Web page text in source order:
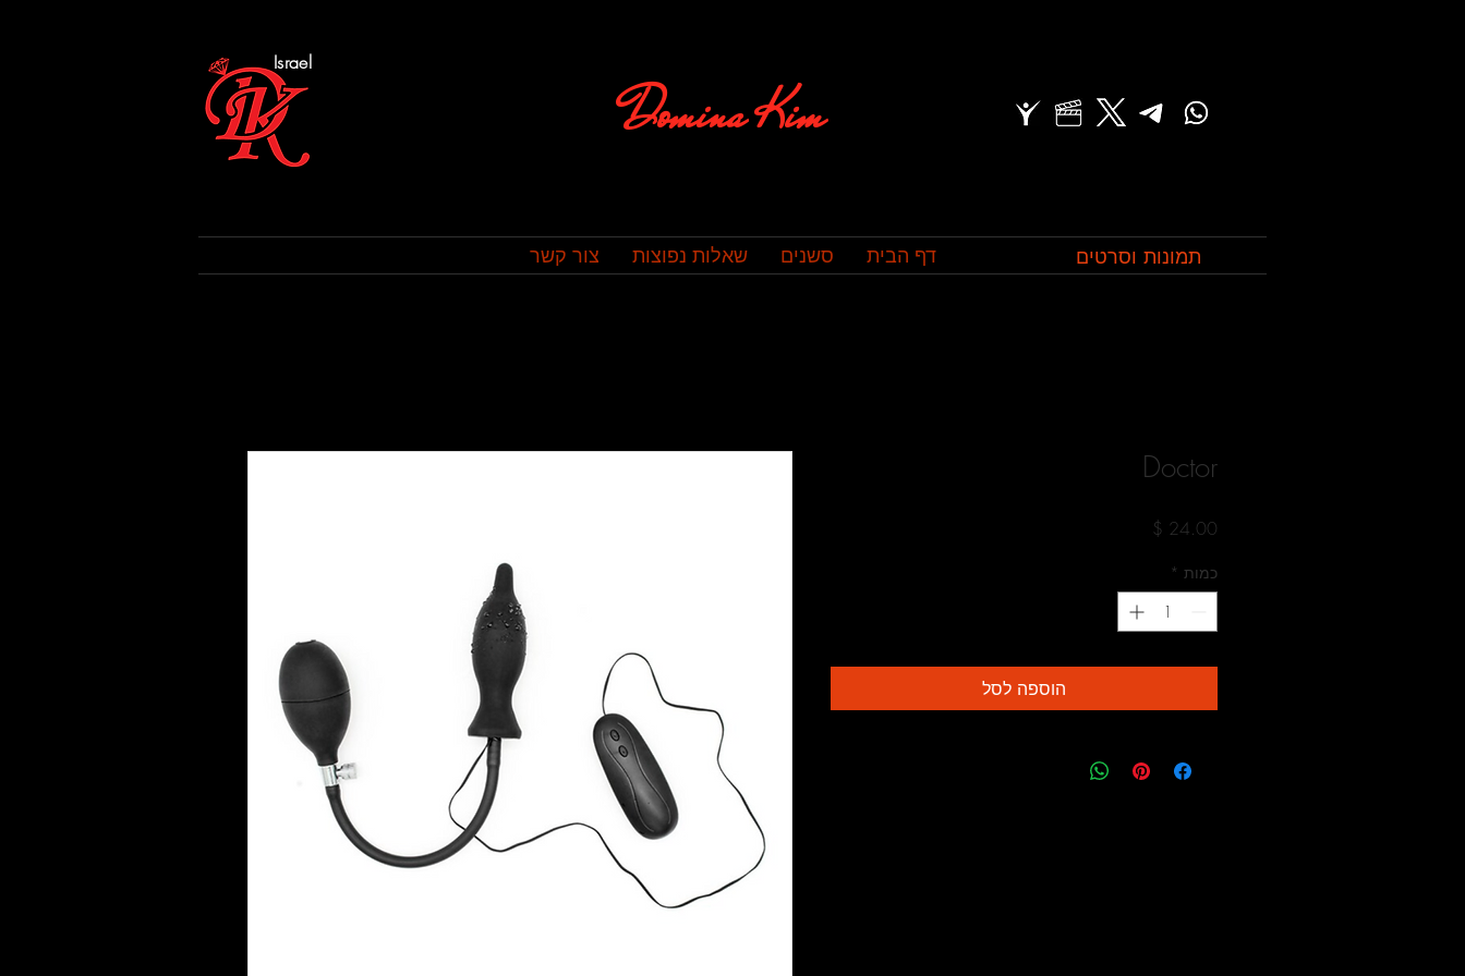
Israel
Domina Kim
דף הבית סשנים שאלות נפוצות צור קשר תמונות וסרטים
Doctor
כמות *
הוספה לסל